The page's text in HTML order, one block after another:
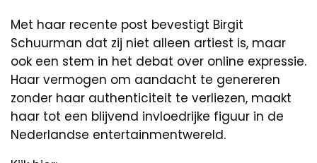
Met haar recente post bevestigt Birgit
Schuurman dat zij niet alleen artiest is, maar
ook een stem in het debat over online expressie.
Haar vermogen om aandacht te genereren
zonder haar authenticiteit te verliezen, maakt
haar tot een blijvend invloedrijke figuur in de
Nederlandse entertainmentwereld.